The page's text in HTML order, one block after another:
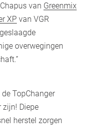
van Greenmix
XP van VGR
overwegingen
TopChanger
zijn! Diepe
herstel zorgen